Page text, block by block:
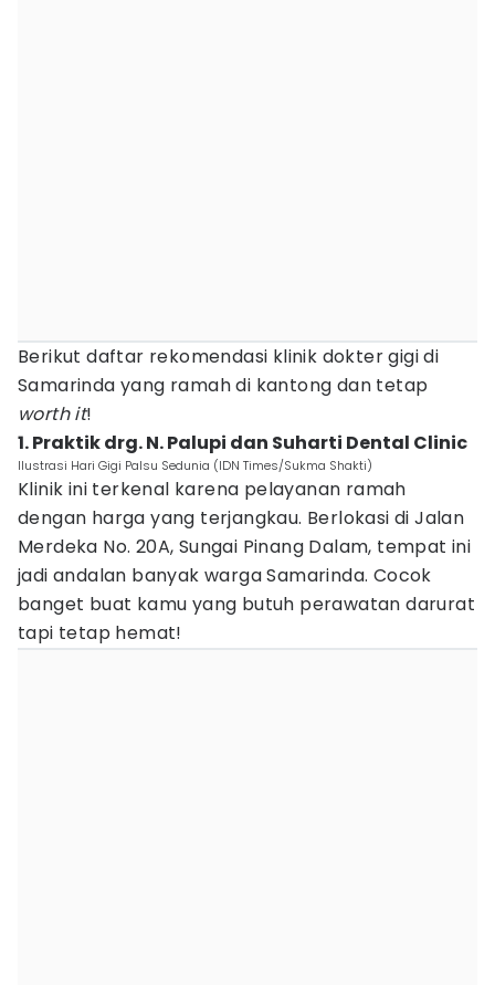
Berikut daftar rekomendasi klinik dokter gigi di
Samarinda yang ramah di kantong dan tetap
worth it!
1. Praktik drg. N. Palupi dan Suharti Dental Clinic
Ilustrasi Hari Gigi Palsu Sedunia (IDN Times/Sukma Shakti)
Klinik ini terkenal karena pelayanan ramah
dengan harga yang terjangkau. Berlokasi di Jalan
Merdeka No. 20A, Sungai Pinang Dalam, tempat ini
jadi andalan banyak warga Samarinda. Cocok
banget buat kamu yang butuh perawatan darurat
tapi tetap hemat!